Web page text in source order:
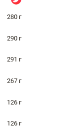
280 г
290 г
291 г
267 г
126 г
126 г